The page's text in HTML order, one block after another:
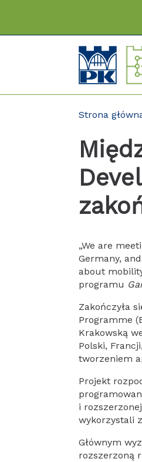
Strona
„We are
Germany,
about
programu
Zakończyła
Programme
Krakowską
Polski,
tworzeniem
Projekt
i
wykorzystali
Głównym
rozszerzoną